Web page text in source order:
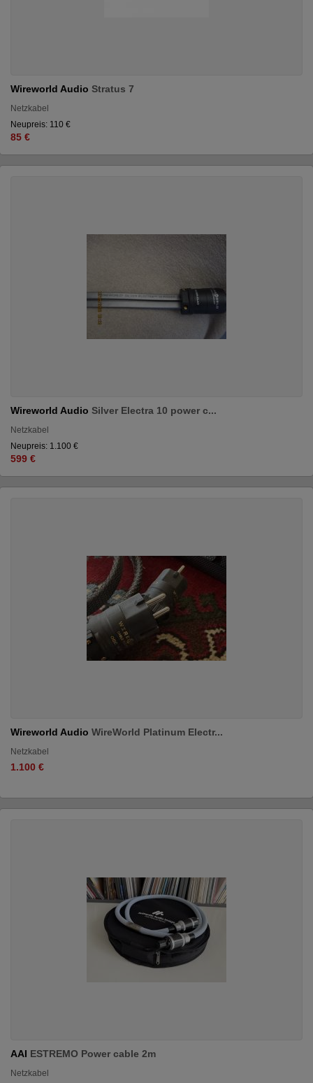
Wireworld Audio Stratus 7
Netzkabel
Neupreis: 110 €
85 €
Wireworld Audio Silver Electra 10 power c...
Netzkabel
Neupreis: 1.100 €
599 €
Wireworld Audio WireWorld Platinum Electr...
Netzkabel
1.100 €
AAI ESTREMO Power cable 2m
Netzkabel